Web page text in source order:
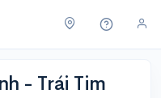
- Trái Tim